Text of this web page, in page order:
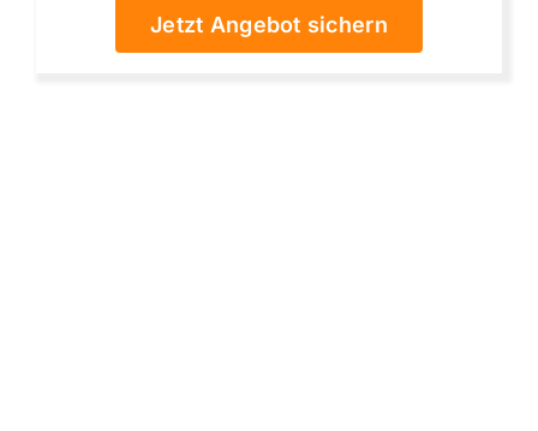
Jetzt Angebot sichern